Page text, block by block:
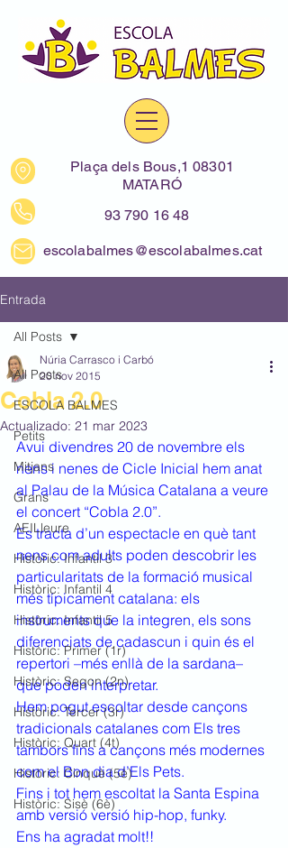
Plaça dels Bous,1 08301
MATARÓ
93 790 16 48
escolabalmes@escolabalmes.cat
Entrada
All Posts
ESCOLA BALMES
Petits
Mitjans
Grans
AEILleure
Històric: Infantil 3
Històric: Infantil 4
Històric: Infantil 5
Històric: Primer (1r)
Històric: Segon (2n)
Històric: Tercer (3r)
Històric: Quart (4t)
Històric: Cinquè (5è)
Històric: Sisè (6è)
All Posts
Cobla 2.0
Núria Carrasco i Carbó
20 nov 2015
Actualizado: 21 mar 2023
Avui divendres 20 de novembre els
nens i nenes de Cicle Inicial hem anat
al Palau de la Música Catalana a veure
el concert “Cobla 2.0”.
Es tracta d’un espectacle en què tant
nens com adults poden descobrir les
particularitats de la formació musical
més típicament catalana: els
instruments que la integren, els sons
diferenciats de cadascun i quin és el
repertori –més enllà de la sardana–
que poden interpretar.
Hem pogut escoltar desde cançons
tradicionals catalanes com Els tres
tambors fins a cançons més modernes
com el Bon dia d’Els Pets.
Fins i tot hem escoltat la Santa Espina
amb versió versió hip-hop, funky.
Ens ha agradat molt!!